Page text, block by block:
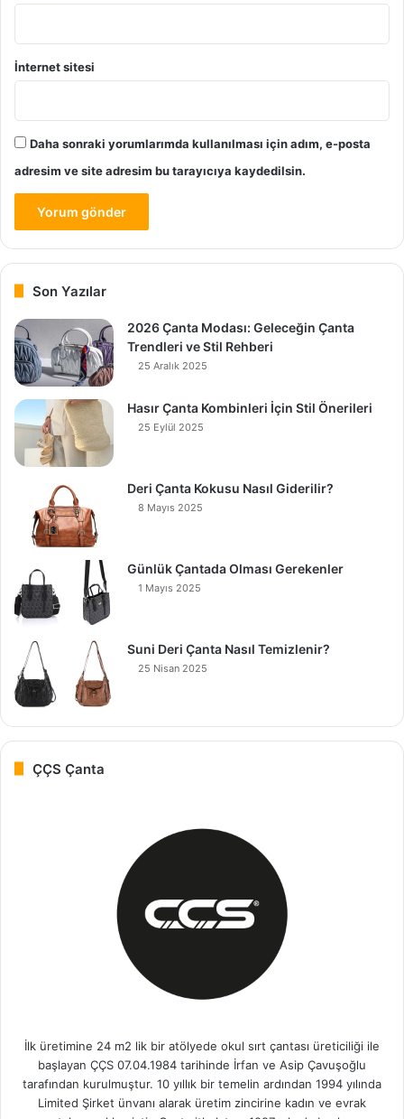
İnternet sitesi
Daha sonraki yorumlarımda kullanılması için adım, e-posta
adresim ve site adresim bu tarayıcıya kaydedilsin.
Son Yazılar
2026 Çanta Modası: Geleceğin Çanta
Trendleri ve Stil Rehberi
25 Aralık 2025
Hasır Çanta Kombinleri İçin Stil Önerileri
25 Eylül 2025
Deri Çanta Kokusu Nasıl Giderilir?
8 Mayıs 2025
Günlük Çantada Olması Gerekenler
1 Mayıs 2025
Suni Deri Çanta Nasıl Temizlenir?
25 Nisan 2025
ÇÇS Çanta
İlk üretimine 24 m2 lik bir atölyede okul sırt çantası üreticiliği ile
başlayan ÇÇS 07.04.1984 tarihinde İrfan ve Asip Çavuşoğlu
tarafından kurulmuştur. 10 yıllık bir temelin ardından 1994 yılında
Limited Şirket ünvanı alarak üretim zincirine kadın ve evrak